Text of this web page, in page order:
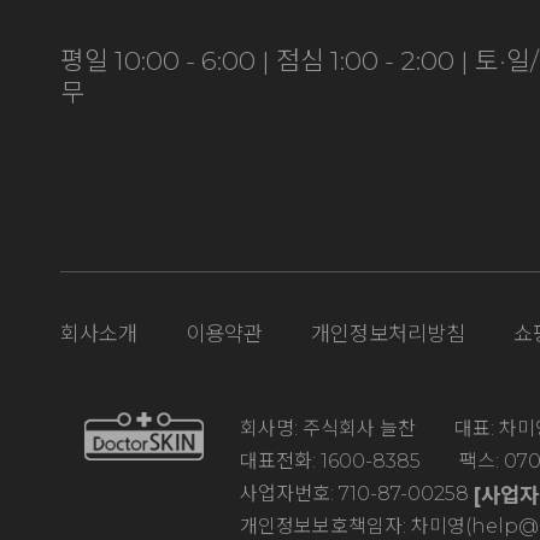
평일 10:00 - 6:00 | 점심 1:00 - 2:00 | 토·일
무
회사소개 이용약관 개인정보처리방침 쇼
회사명: 주식회사 늘찬 대표: 차
대표전화: 1600-8385 팩스:
사업자번호: 710-87-00258 [사업
개인정보보호책임자: 차미영